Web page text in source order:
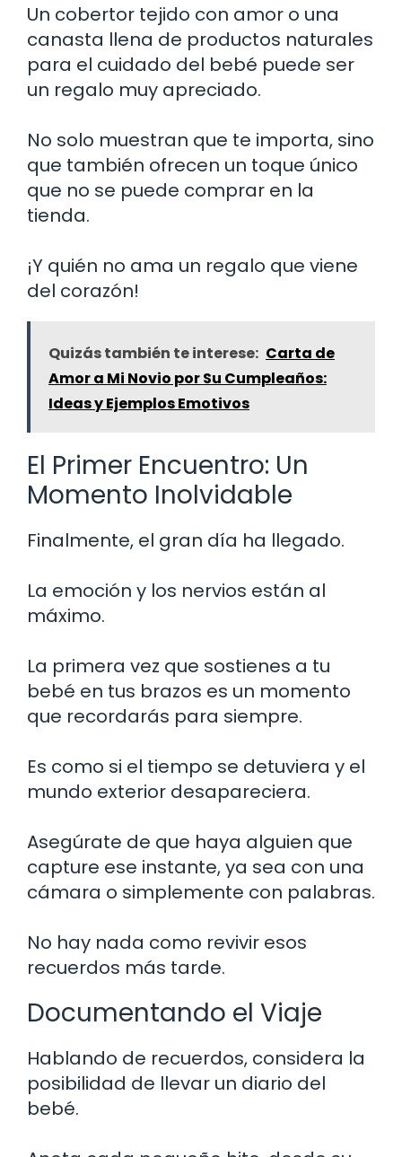
Un cobertor tejido con amor o una
canasta llena de productos naturales
para el cuidado del bebé puede ser
un regalo muy apreciado.
No solo muestran que te importa, sino
que también ofrecen un toque único
que no se puede comprar en la
tienda.
¡Y quién no ama un regalo que viene
del corazón!
Quizás también te interese: Carta de
Amor a Mi Novio por Su Cumpleaños:
Ideas y Ejemplos Emotivos
El Primer Encuentro: Un
Momento Inolvidable
Finalmente, el gran día ha llegado.
La emoción y los nervios están al
máximo.
La primera vez que sostienes a tu
bebé en tus brazos es un momento
que recordarás para siempre.
Es como si el tiempo se detuviera y el
mundo exterior desapareciera.
Asegúrate de que haya alguien que
capture ese instante, ya sea con una
cámara o simplemente con palabras.
No hay nada como revivir esos
recuerdos más tarde.
Documentando el Viaje
Hablando de recuerdos, considera la
posibilidad de llevar un diario del
bebé.